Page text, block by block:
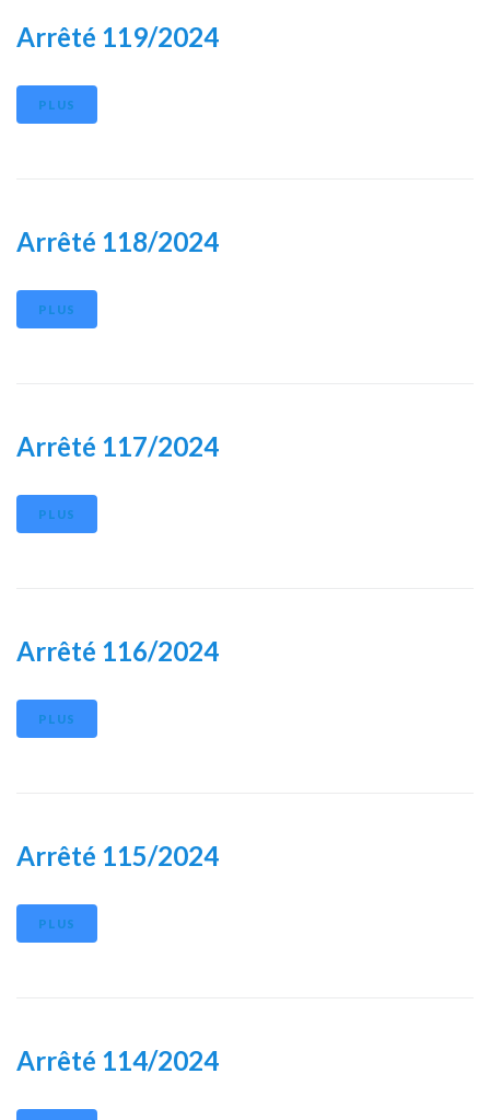
Arrêté 119/2024
PLUS
Arrêté 118/2024
PLUS
Arrêté 117/2024
PLUS
Arrêté 116/2024
PLUS
Arrêté 115/2024
PLUS
Arrêté 114/2024